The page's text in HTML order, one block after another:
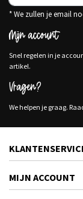
* We zullen je email
Mijn account
Snel regelen in je
artikel.
Vragen?
We helpen je graag.
MIJN ACCOUNT